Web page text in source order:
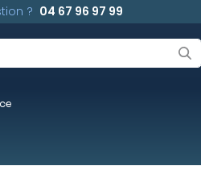
? 04 67 96 97 99